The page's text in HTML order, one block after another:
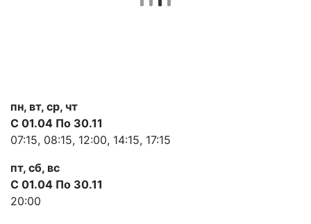
пн, вт, ср, чт
С 01.04 По 30.11
07:15, 08:15, 12:00, 14:15, 17:15
пт, сб, вс
С 01.04 По 30.11
20:00